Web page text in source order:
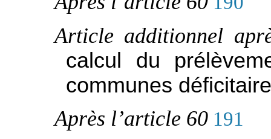
Article additionnel
calcul du
communes
Après l’article 60191